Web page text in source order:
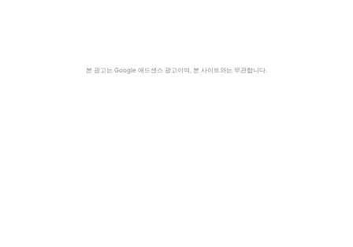
본 광고는 Google 애드센스 광고이며, 본 사이트와는 무관합니다.